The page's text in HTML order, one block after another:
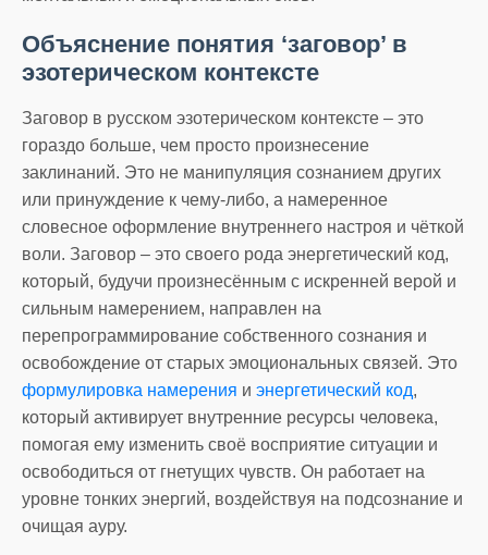
Объяснение понятия ‘заговор’ в
эзотерическом контексте
Заговор в русском эзотерическом контексте – это
гораздо больше, чем просто произнесение
заклинаний. Это не манипуляция сознанием других
или принуждение к чему-либо, а намеренное
словесное оформление внутреннего настроя и чёткой
воли. Заговор – это своего рода энергетический код,
который, будучи произнесённым с искренней верой и
сильным намерением, направлен на
перепрограммирование собственного сознания и
освобождение от старых эмоциональных связей. Это
формулировка намерения и энергетический код,
который активирует внутренние ресурсы человека,
помогая ему изменить своё восприятие ситуации и
освободиться от гнетущих чувств. Он работает на
уровне тонких энергий, воздействуя на подсознание и
очищая ауру.